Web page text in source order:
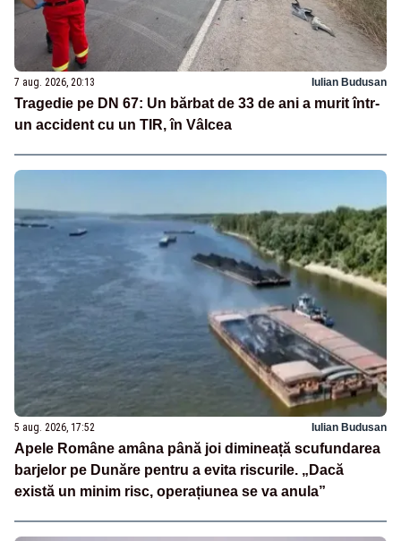
7 aug. 2026, 20:13 Iulian Budusan
Tragedie pe DN 67: Un bărbat de 33 de ani a murit într-
un accident cu un TIR, în Vâlcea
5 aug. 2026, 17:52 Iulian Budusan
Apele Române amâna până joi dimineață scufundarea
barjelor pe Dunăre pentru a evita riscurile. „Dacă
există un minim risc, operațiunea se va anula”